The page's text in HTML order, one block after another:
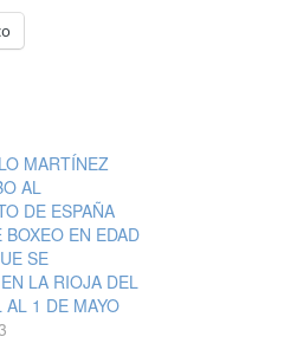
MARTÍNEZ
AL
DE ESPAÑA
BOXEO EN EDAD
SE
LA RIOJA DEL
1 DE MAYO